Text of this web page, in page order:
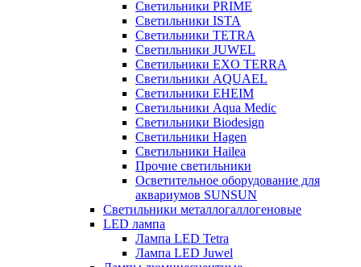
Светильники PRIME
Светильники ISTA
Светильники TETRA
Светильники JUWEL
Светильники EXO TERRA
Светильники AQUAEL
Светильники EHEIM
Светильники Aqua Medic
Светильники Biodesign
Светильники Hagen
Светильники Hailea
Прочие светильники
Осветительное оборудование для
аквариумов SUNSUN
Светильники металлогаллогеновые
LED лампа
Лампа LED Tetra
Лампа LED Juwel